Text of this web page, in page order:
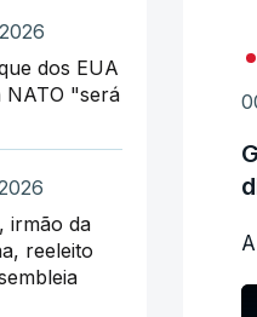
dos EUA
NATO "será
irmão da
reeleito